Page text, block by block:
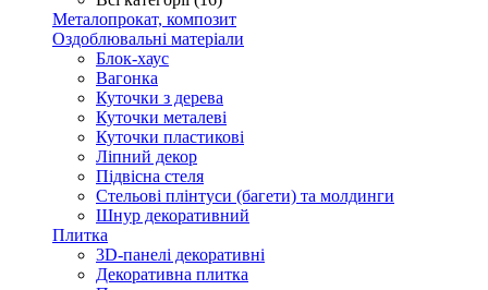
Металопрокат, композит
Оздоблювальні матеріали
Блок-хаус
Вагонка
Куточки з дерева
Куточки металеві
Куточки пластикові
Ліпний декор
Підвісна стеля
Стельові плінтуси (багети) та молдинги
Шнур декоративний
Плитка
3D-панелі декоративні
Декоративна плитка